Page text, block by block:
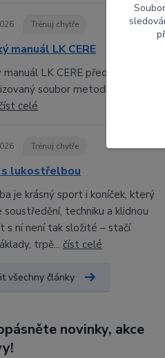
Trénuj chytře
manuál LK CERE
LK CERE představuje
soubor metodických
celé
Trénuj chytře
s lukostřelbou
je krásný sport i koníček, který
soustředění, techniku a klidnou
s ní není tak složité – stačí
trpě... číst celé
všechny články
novinky, akce